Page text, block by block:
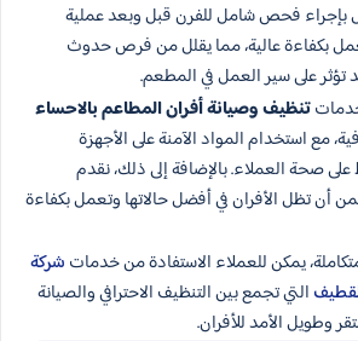
بإجراء فحص شامل للفرن قبل وبعد عملية
بكفاءة عالية، مما يقلل من فرص حدوث
تؤثر على سير العمل في المطعم.
تنظيف وصيانة أفران المطاعم بالاحساء
مع استخدام المواد الآمنة على الأجهزة
صحة العملاء. بالإضافة إلى ذلك، نقدم
أن تظل الأفران في أفضل حالاتها وتعمل بكفاءة
يمكن للعملاء الاستفادة من خدمات شركة
التي تجمع بين التنظيف الاحترافي والصيانة
وطويل الأمد للأفران.